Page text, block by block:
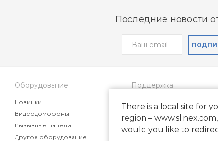
There is a local site for
region – www.slinex.com,
would you like to
Последние новости
Оборудование
Новинки
Видеодомофоны
Вызывные панели
Другое оборудование
Поддержка
Частые вопросы
Статьи
Маркетинговые материалы
партнеров